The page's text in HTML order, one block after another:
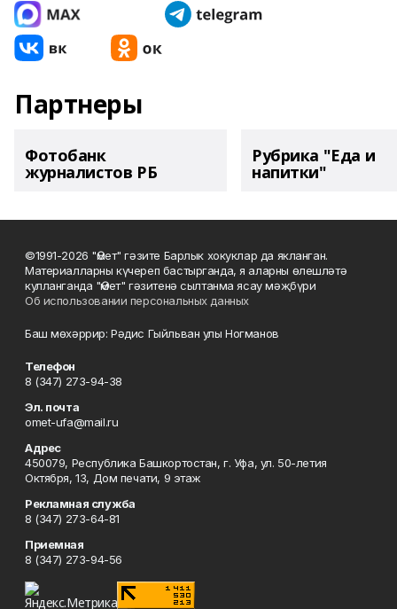
Партнеры
Фотобанк
журналистов РБ
Рубрика "Еда и
напитки"
©1991-2026 "Өмет" гәзите Барлык хокуклар да якланган.
Материалларны күчереп бастырганда, я аларны өлешләтә
кулланганда "Өмет" гәзитенә сылтанма ясау мәҗбүри
Об использовании персональных данных
Баш мөхәррир: Рәдис Гыйльван улы Ногманов
Телефон
8 (347) 273-94-38
Эл. почта
omet-ufa@mail.ru
Адрес
450079, Республика Башкортостан, г. Уфа, ул. 50-летия
Октября, 13, Дом печати, 9 этаж
Рекламная служба
8 (347) 273-64-81
Приемная
8 (347) 273-94-56